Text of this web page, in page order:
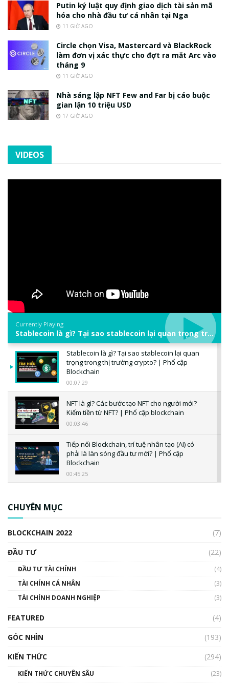
Putin ký luật quy định giao dịch tài sản mã
hóa cho nhà đầu tư cá nhân tại Nga
11 GIỜ AGO
Circle chọn Visa, Mastercard và BlackRock
làm đơn vị xác thực cho đợt ra mắt Arc vào
tháng 9
11 GIỜ AGO
Nhà sáng lập NFT Few and Far bị cáo buộc
gian lận 10 triệu USD
17 GIỜ AGO
VIDEOS
Currently Playing
Stablecoin là gì? Tại sao stablecoin lại quan trọng trong thị trường crypto? | Phổ cập Blockchain
Stablecoin là gì? Tại sao stablecoin lại quan
trọng trong thị trường crypto? | Phổ cập
Blockchain
00:07:29
NFT là gì? Các bước tạo NFT cho người mới?
Kiếm tiền từ NFT? | Phổ cập blockchain
00:03:46
Tiếp nối Blockchain, trí tuệ nhân tạo (AI) có
phải là làn sóng đầu tư mới? | Phổ cập
Blockchain
00:45:25
00:02:14
Nhìn lại năm 2022: Những sự kiện ảnh hưởng
đến hệ sinh thái tiền mã hoá | Phổ cập
CHUYÊN MỤC
BLOCKCHAIN 2022
(7)
ĐẦU TƯ
(22)
ĐẦU TƯ TÀI CHÍNH
(4)
TÀI CHÍNH CÁ NHÂN
(3)
TÀI CHÍNH DOANH NGHIỆP
(3)
FEATURED
(4)
GÓC NHÌN
(193)
KIẾN THỨC
(294)
KIẾN THỨC CHUYÊN SÂU
(23)